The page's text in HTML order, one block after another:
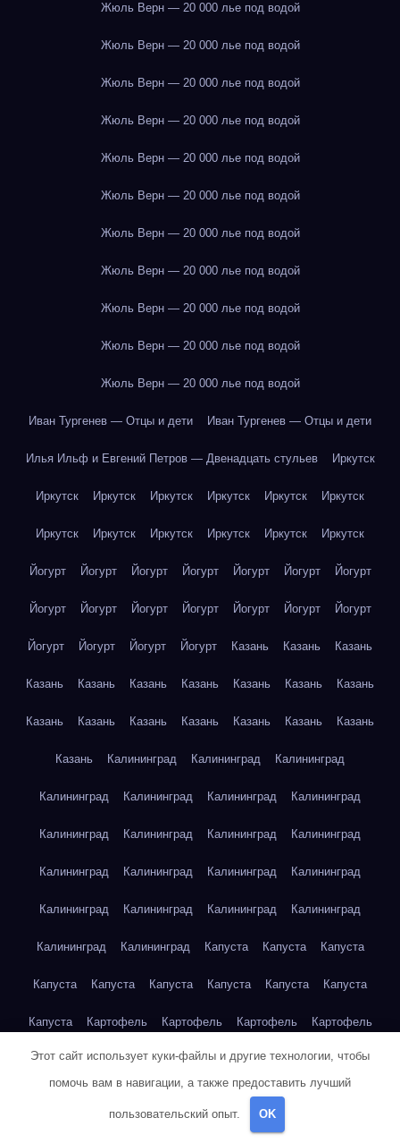
Жюль Верн — 20 000 лье под водой
Жюль Верн — 20 000 лье под водой
Жюль Верн — 20 000 лье под водой
Жюль Верн — 20 000 лье под водой
Жюль Верн — 20 000 лье под водой
Жюль Верн — 20 000 лье под водой
Жюль Верн — 20 000 лье под водой
Жюль Верн — 20 000 лье под водой
Жюль Верн — 20 000 лье под водой
Жюль Верн — 20 000 лье под водой
Жюль Верн — 20 000 лье под водой
Иван Тургенев — Отцы и дети Иван Тургенев — Отцы и дети
Илья Ильф и Евгений Петров — Двенадцать стульев Иркутск
Иркутск Иркутск Иркутск Иркутск Иркутск Иркутск
Иркутск Иркутск Иркутск Иркутск Иркутск Иркутск
Йогурт Йогурт Йогурт Йогурт Йогурт Йогурт Йогурт
Йогурт Йогурт Йогурт Йогурт Йогурт Йогурт Йогурт
Йогурт Йогурт Йогурт Йогурт Казань Казань Казань
Казань Казань Казань Казань Казань Казань Казань
Казань Казань Казань Казань Казань Казань Казань
Казань Калининград Калининград Калининград
Калининград Калининград Калининград Калининград
Калининград Калининград Калининград Калининград
Калининград Калининград Калининград Калининград
Калининград Калининград Калининград Калининград
Калининград Калининград Капуста Капуста Капуста
Капуста Капуста Капуста Капуста Капуста Капуста
Капуста Картофель Картофель Картофель Картофель
Картофель Картофель Картофель Картофель
Картофель
Кейптаун
Этот сайт использует куки-файлы и другие технологии, чтобы
помочь вам в навигации, а также предоставить лучший
пользовательский опыт. OK